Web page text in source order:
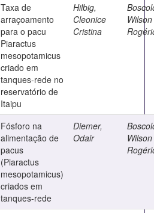
Taxa de
arraçoamento
para o pacu
Piaractus
mesopotamicus
criado em
tanques-rede no
reservatório de
Itaipu
Hilbig,
Cleonice
Cristina
Wilson
Fósforo na
alimentação de
pacus
(Piaractus
mesopotamicus)
criados em
tanques-rede
Diemer,
Odair
Wilson